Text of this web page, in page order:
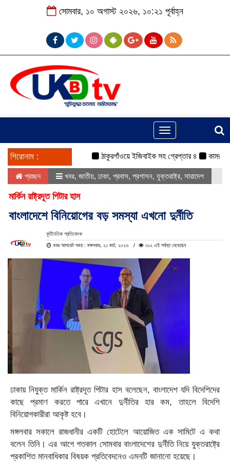
সোমবার, ১০ অগাস্ট ২০২৬, ১০:২১ পূর্বাহ্ন
Toggle
navigation
শিরোনাম : ঠাকুরগাঁওয়ে ইজিবাইক সহ গ্রেপ্তার ৪ কামরুল-জসিম
প্রচ্ছদ খবর, জাতীয়, ঢাকা, প্রবাস, প্রশাসন, যুক্তরাষ্ট্র, সারাদেশ
মার্কিন রাষ্ট্রদূত পিটার হাস
বাংলাদেশে বিনিয়োগের বড় সমস্যা এখনো দুর্নীতি
কূটনৈতিক প্রতিবেদক
খবর আপডেট সময় : মঙ্গলবার, ২১ মার্চ, ২০২৩ ৩১২ এই পর্যন্ত দেখেছেন
ঢাকায় নিযুক্ত মার্কিন রাষ্ট্রদূত পিটার হাস বলেছেন, বাংলাদেশ যদি বিদেশিদের
কাছে প্রমাণ করতে পারে এখানে দুর্নীতির হার কম, তাহলে বিদেশি
বিনিয়োগকারীরা আকৃষ্ট হবে।
মঙ্গলবার সকালে রাজধানীর একটি হোটেলে আয়োজিত এক সামিটে এ কথা
বলেন তিনি। এর আগে গতকাল সোমবার বাংলাদেশের দুর্নীতি নিয়ে যুক্তরাষ্ট্রে
প্রকাশিত মানবাধিকার বিষয়ক প্রতিবেদনেও এমনটি জানানো হয়েছে।